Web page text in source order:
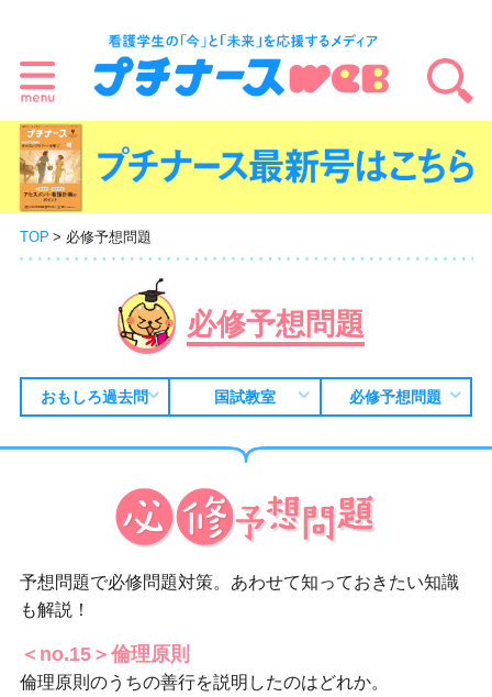
TOP 必修予想問題
必修予想問題
おもしろ過去問 国試教室 必修予想問題
予想問題で必修問題対策。あわせて知っておきたい知識
も解説！
＜no.15＞倫理原則
倫理原則のうちの善行を説明したのはどれか。